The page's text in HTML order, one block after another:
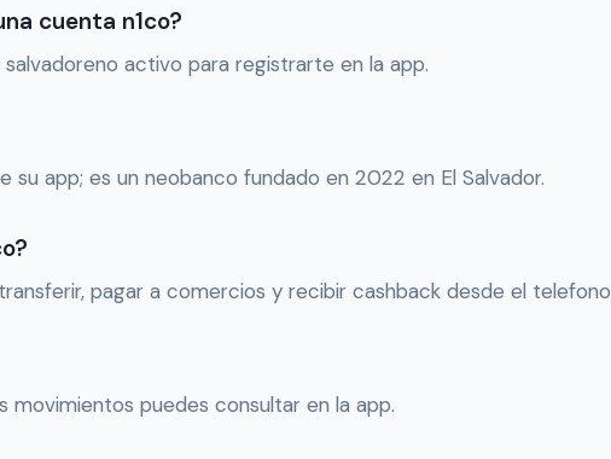
cuenta n1co?
activo para registrarte en la app.
su app; es un neobanco fundado en 2022 en El Salvador.
pagar a comercios y recibir cashback desde el
movimientos puedes consultar en la app.